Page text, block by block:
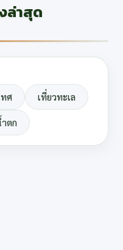
ล่าสุด
ทศ เที่ยวทะเล
ตก